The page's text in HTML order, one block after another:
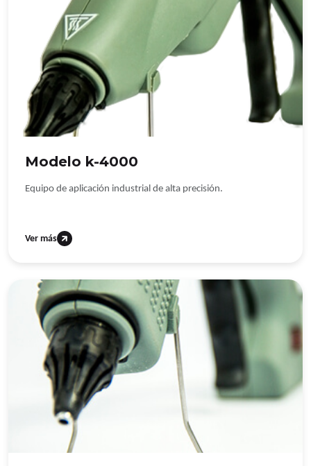
Modelo k-4000
Equipo de aplicación industrial de alta precisión.
Ver más